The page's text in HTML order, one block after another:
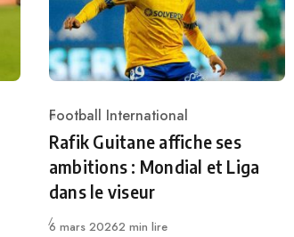
Category
Football International
Rafik Guitane affiche ses
ambitions : Mondial et Liga
dans le viseur
Publié
6 mars 20262 min lire